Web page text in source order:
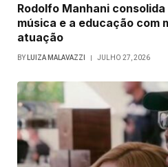
Rodolfo Manhani
música e a educação com
atuação
BY LUIZA MALAVAZZI JULHO 27, 2026